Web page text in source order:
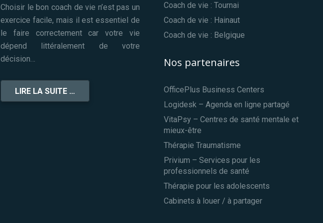
Choisir le bon coach de vie n’est pas un
exercice facile, mais il est essentiel de
le faire correctement car votre vie
dépend littéralement de votre
décision…
LIRE LA SUITE …
Coach de vie : Tournai
Coach de vie : Hainaut
Coach de vie : Belgique
Nos partenaires
OfficePlus Business Centers
Logidesk – Agenda en ligne partagé
VitaPsy – Centres de santé mentale et
mieux-être
Thérapie Traumatisme
Privium – Services pour les
professionnels de santé
Thérapie pour les adolescents
Cabinets à louer / à partager